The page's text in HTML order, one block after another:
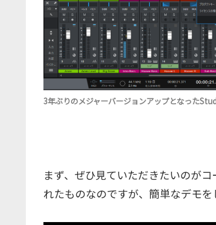
3年ぶりのメジャーバージョンアップとなった
まず、ぜひ見ていただきたいのが
れたものなのですが、簡単なデモ